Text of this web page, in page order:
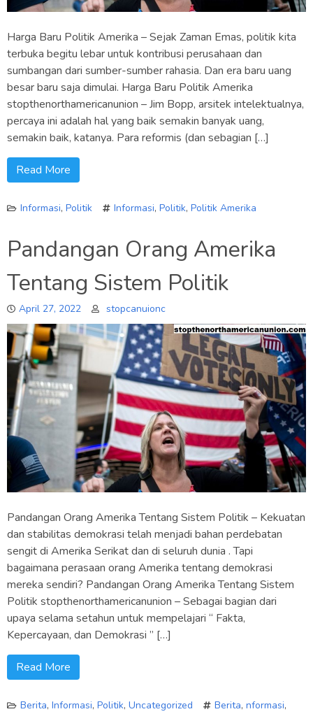
Harga Baru Politik Amerika – Sejak Zaman Emas, politik kita
terbuka begitu lebar untuk kontribusi perusahaan dan
sumbangan dari sumber-sumber rahasia. Dan era baru uang
besar baru saja dimulai. Harga Baru Politik Amerika
stopthenorthamericanunion – Jim Bopp, arsitek intelektualnya,
percaya ini adalah hal yang baik semakin banyak uang,
semakin baik, katanya. Para reformis (dan sebagian […]
Read More
Informasi, Politik Informasi, Politik, Politik Amerika
Pandangan Orang Amerika
Tentang Sistem Politik
April 27, 2022 stopcanuionc
Pandangan Orang Amerika Tentang Sistem Politik – Kekuatan
dan stabilitas demokrasi telah menjadi bahan perdebatan
sengit di Amerika Serikat dan di seluruh dunia . Tapi
bagaimana perasaan orang Amerika tentang demokrasi
mereka sendiri? Pandangan Orang Amerika Tentang Sistem
Politik stopthenorthamericanunion – Sebagai bagian dari
upaya selama setahun untuk mempelajari “ Fakta,
Kepercayaan, dan Demokrasi ” […]
Read More
Berita, Informasi, Politik, Uncategorized Berita, nformasi,